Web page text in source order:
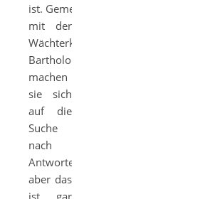
ist. Gemeinsam
mit der
Wächterkatze
Bartholomäus
machen
sie sich
auf die
Suche
nach
Antworten,
aber das
ist gar